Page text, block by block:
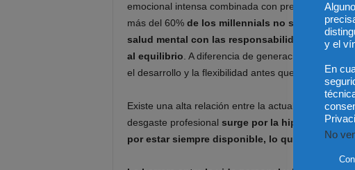
emocional intensa combinada con presión
más del 60% de los millennials no se siente
salud mental con las responsabilidades
al equilibrio. A diferencia de generaciones
el desarrollo y la flexibilidad antes que la lealtad
Existe una alta relación entre la actual conexión
desgaste profesional surge por la
por estar siempre disponible, lo que impide que
y el
En
No